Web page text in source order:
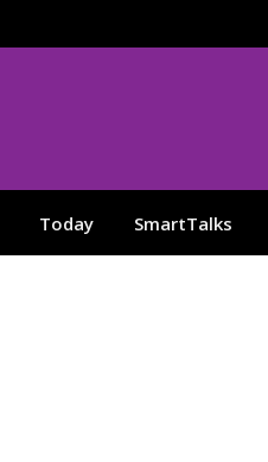
Today SmartTalks